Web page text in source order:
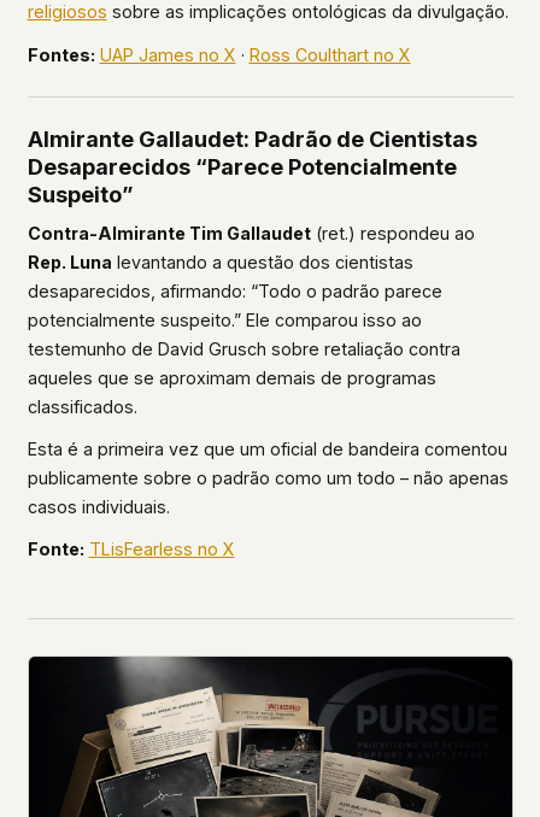
religiosos sobre as implicações ontológicas da divulgação.
Fontes: UAP James no X · Ross Coulthart no X
Almirante Gallaudet: Padrão de Cientistas
Desaparecidos “Parece Potencialmente
Suspeito”
Contra-Almirante Tim Gallaudet(ret.) respondeu ao
Rep. Luna levantando a questão dos cientistas
desaparecidos, afirmando: “Todo o padrão parece
potencialmente suspeito.” Ele comparou isso ao
testemunho de David Grusch sobre retaliação contra
aqueles que se aproximam demais de programas
classificados.
Esta é a primeira vez que um oficial de bandeira comentou
publicamente sobre o padrão como um todo – não apenas
casos individuais.
Fonte: TLisFearless no X